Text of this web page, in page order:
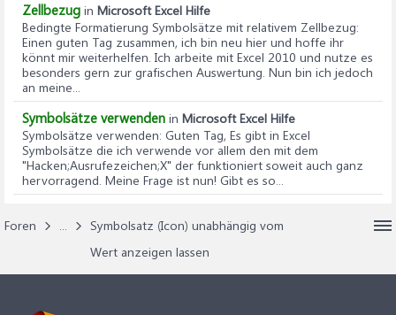
Zellbezug in Microsoft Excel Hilfe
Bedingte Formatierung Symbolsätze mit relativem Zellbezug:
Einen guten Tag zusammen, ich bin neu hier und hoffe ihr
könnt mir weiterhelfen. Ich arbeite mit Excel 2010 und nutze es
besonders gern zur grafischen Auswertung. Nun bin ich jedoch
an meine...
Symbolsätze verwenden in Microsoft Excel Hilfe
Symbolsätze verwenden: Guten Tag, Es gibt in Excel
Symbolsätze die ich verwende vor allem den mit dem
"Hacken;Ausrufezeichen;X" der funktioniert soweit auch ganz
hervorragend. Meine Frage ist nun! Gibt es so...
Foren ...
Symbolsatz (Icon) unabhängig vom
Wert anzeigen lassen